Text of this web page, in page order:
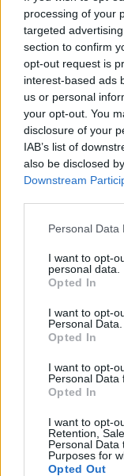
processing of your
targeted
section to confirm
opt-out request is
interest-based ads
us or personal
your opt-out. You
disclosure of your
IAB’s list of
also be disclosed
Downstream
Please note that
not limited to your
grant or deny
use your data for
consent section.
Personal Data
I want to opt-
personal data.
Opted In
I want to opt-
Personal Data.
Opted In
I want to opt-
Personal Data
Opted In
I want to opt-
Retention,
Personal Data
Purposes for
Opted Out
22:00
25.06.2026
Ekwador
Niemcy
22:00
20.06.2026
Niemcy
Wybrzeże
19:00
14.06.2026
Niemcy
Curaçao
PARAGWAJ -
2025/2026 ·
23:00
04.07.2026
Francja
Niemcy
Paragwaj
Australia
Paragwaj
USA
Mecz Niemcy -
Spotkanie pomiędzy
Mistrzostwa Świata
Na stronie
bramek, kartki,
spotkania. To